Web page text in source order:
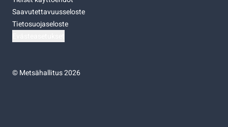
Saavutettavuusseloste
Tietosuojaseloste
©Metsähallitus 2026